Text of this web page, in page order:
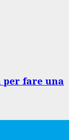
per fare una